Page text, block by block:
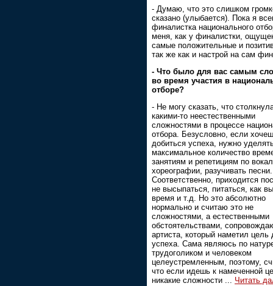
- Думаю, что это слишком
сказано (улыбается). Пока я
финалистка национального
меня, как у финалистки,
самые положительные и
так же как и настрой на сам
- Что было для вас самым
во время участия в
отборе?
- Не могу сказать, что
какими-то неестественными
сложностями в процессе
отбора. Безусловно, если
добиться успеха, нужно
максимальное количество
занятиям и репетициям по
хореографии, разучивать песни.
Соответственно, приходится
не высыпаться, питаться, как
время и т.д. Но это абсолютно
нормально и считаю это не
сложностями, а естественными
обстоятельствами,
артиста, который наметил цель
успеха. Сама являюсь по
трудоголиком и человеком
целеустремленным, поэтому,
что если идешь к намеченной
никакие сложности ... Читать